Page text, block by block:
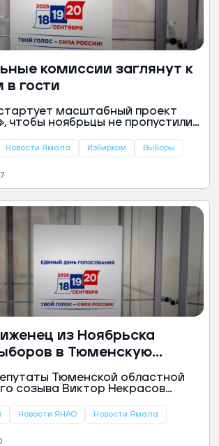
комиссии заглянут к
в гости
масштабный проект
чтобы ноябрьцы не пропустили
комиссий лично посетят
Новости Ямала Избирком Выборы
из Ноябрьска
в Тюменскую
Тюменской областной
созыва Виктор Некрасов
гонке. Заявление было
Новости ЯНАО Новости Ямала